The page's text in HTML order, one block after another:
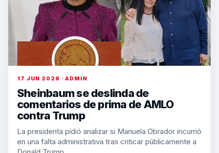
17 JUN 2026 · ADMIN
Sheinbaum se deslinda de
comentarios de prima de AMLO
contra Trump
La presidenta pidió analizar si Manuela Obrador incurrió
en una falta administrativa tras criticar públicamente a